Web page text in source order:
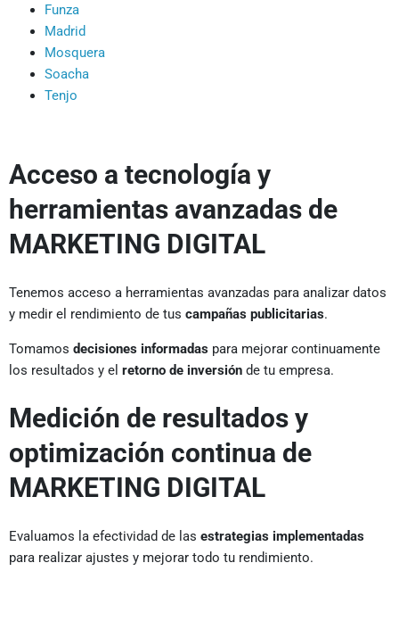
Funza
Madrid
Mosquera
Soacha
Tenjo
Acceso a tecnología y
herramientas avanzadas de
MARKETING DIGITAL
Tenemos acceso a herramientas avanzadas para analizar datos
y medir el rendimiento de tus campañas publicitarias.
Tomamos decisiones informadas para mejorar continuamente
los resultados y el retorno de inversión de tu empresa.
Medición de resultados y
optimización continua de
MARKETING DIGITAL
Evaluamos la efectividad de las estrategias implementadas
para realizar ajustes y mejorar todo tu rendimiento.